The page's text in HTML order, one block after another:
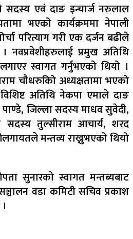
सदस्य एवं दाङ इन्चार्ज नरुलाल
भएको कार्यक्रममा नेपाली
परित्याग गरी एक दर्जन बढीले
प्रमुख अतिथि
स्वागत गर्नुभएको थियो ।
चौधरुकिो अध्यक्षतामा भएको
अतिथि नेकपा एमाले दाङ
पाण्डे, जिल्ला सदस्य माधव सुवेदी,
तुल्सीराम आचार्य, शरद
मन्तव्य राख्नुभएको थियो
सुनारको स्वागत मन्तब्यबाट
वडा कमिटी सचिव प्रकाश